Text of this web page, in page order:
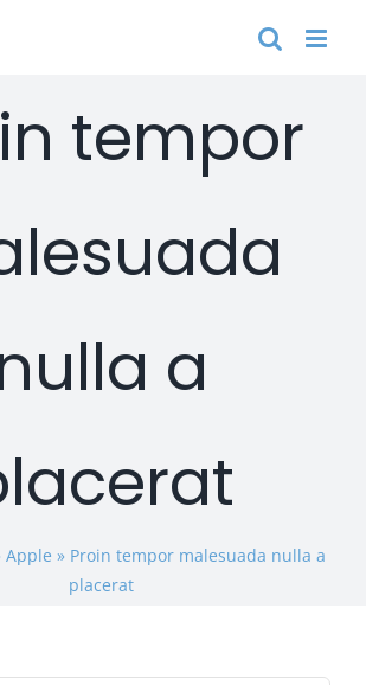
tempor
a
Apple » Proin tempor malesuada nulla a
placerat